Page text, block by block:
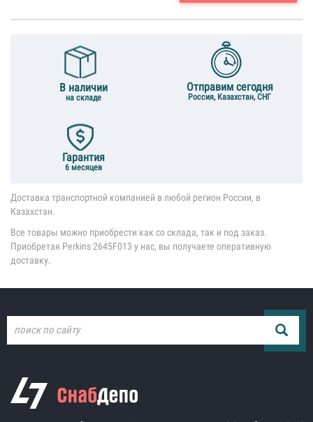
В наличии
на складе
Отправим сегодня
Россия, Казахстан, СНГ
Гарантия
6 месяцев
Доставка транспортной компанией в любой регион России, в
Казахстан.
Все товары можно приобрести как со склада, так и под заказ.
Приобретая Perkins 2645F013 у нас, вы получаете оперативную
доставку.